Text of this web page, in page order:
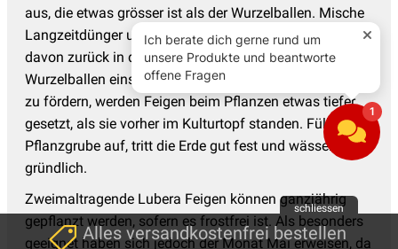
aus, die etwas grösser ist als der Wurzelballen. Mische
Langzeitdünger unter den Erdaushub und gib etwas
davon zurück in das Loch, bevor du den gewässerten
Wurzelballen einsetzt. Um die Bildung von Bodentrieben
zu fördern, werden Feigen beim Pflanzen etwas tiefer
gesetzt, als sie vorher im Kulturtopf standen. Fülle die
Pflanzgrube auf, tritt die Erde gut fest und wässere
gründlich.
Zweimaltragende Lubera Feigen können ganzjährig
gepflanzt werden, sofern es frostfrei ist. Als besonders
geeignet haben sich jedoch der Monat Mai erweisen, da
schliessen
Alles versandkostenfrei bestellen